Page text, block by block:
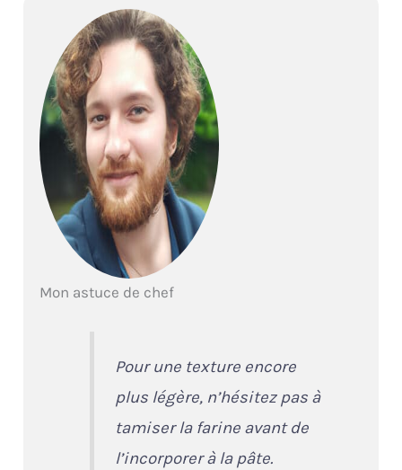
Mon astuce de chef
Pour une texture encore
plus légère, n’hésitez pas à
tamiser la farine avant de
l’incorporer à la pâte.